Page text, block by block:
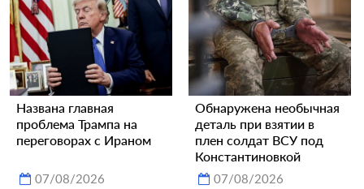
Названа главная
проблема Трампа на
переговорах с Ираном
07/08/2026
Обнаружена необычная
деталь при взятии в
плен солдат ВСУ под
Константиновкой
07/08/2026